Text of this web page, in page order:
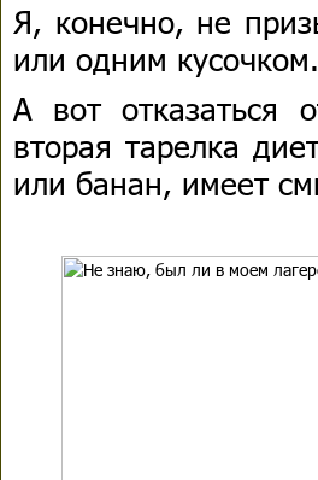
Я, конечно, не
или одним кусочком.
А вот отказаться
вторая тарелка
или банан, имеет